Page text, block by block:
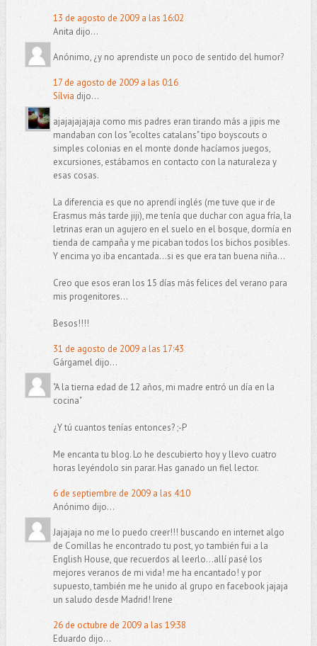
13 de agosto de 2009 a las 16:02
Anita dijo...
Anónimo, ¿y no aprendiste un poco de sentido del humor?
17 de agosto de 2009 a las 0:16
Sílvia dijo...
ajajajajajaja como mis padres eran tirando más a jipis me
mandaban con los "ecoltes catalans" tipo boyscouts o
simples colonias en el monte donde hacíamos juegos,
excursiones, estábamos en contacto con la naturaleza y
esas cosas.
La diferencia es que no aprendí inglés (me tuve que ir de
Erasmus más tarde jiji), me tenía que duchar con agua fría, la
letrinas eran un agujero en el suelo en el bosque, dormía en
tienda de campaña y me picaban todos los bichos posibles.
Y encima yo iba encantada...si es que era tan buena niña...
Creo que esos eran los 15 días más felices del verano para
mis progenitores...
Besos!!!!
31 de agosto de 2009 a las 17:43
Gárgamel dijo...
"A la tierna edad de 12 años, mi madre entró un día en la
cocina"
¿Y tú cuantos tenías entonces? ;-P
Me encanta tu blog. Lo he descubierto hoy y llevo cuatro
horas leyéndolo sin parar. Has ganado un fiel lector.
6 de septiembre de 2009 a las 4:10
Anónimo dijo...
Jajajaja no me lo puedo creer!!! buscando en internet algo
de Comillas he encontrado tu post, yo también fui a la
English House, que recuerdos al leerlo...allí pasé los
mejores veranos de mi vida! me ha encantado! y por
supuesto, también me he unido al grupo en facebook jajaja
un saludo desde Madrid! Irene
26 de octubre de 2009 a las 19:38
Eduardo dijo...